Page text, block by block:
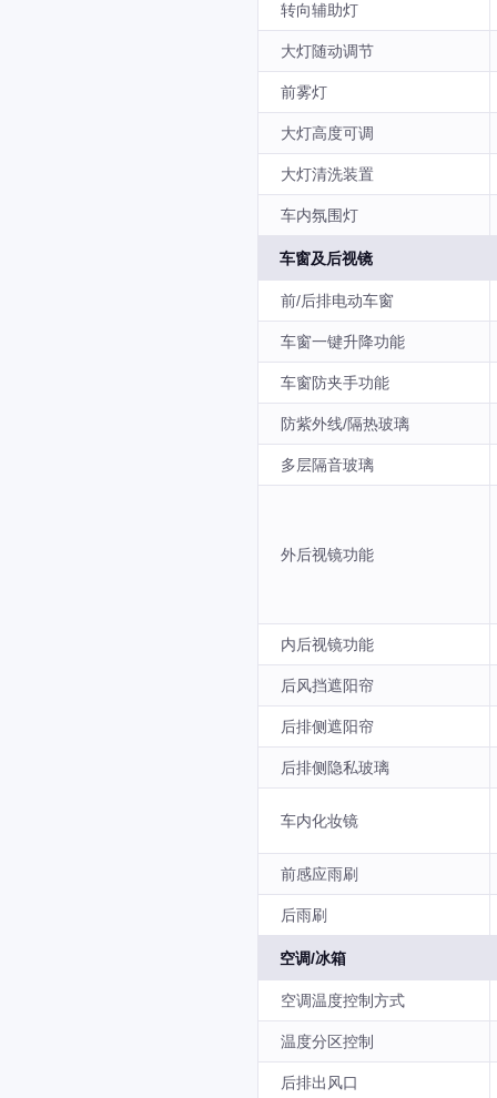
转向辅助灯
大灯随动调节
前雾灯
大灯高度可调
大灯清洗装置
车内氛围灯
车窗及后视镜
前/后排电动车窗
车窗一键升降功能
车窗防夹手功能
防紫外线/隔热玻璃
多层隔音玻璃
外后视镜功能
内后视镜功能
后风挡遮阳帘
后排侧遮阳帘
后排侧隐私玻璃
车内化妆镜
前感应雨刷
后雨刷
空调/冰箱
空调温度控制方式
温度分区控制
后排出风口